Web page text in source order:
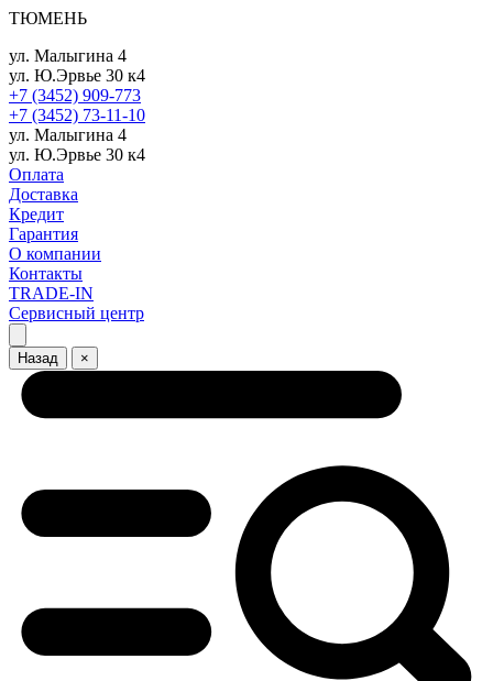
ТЮМЕНЬ
ул. Малыгина 4
ул. Ю.Эрвье 30 к4
+7 (3452) 909-773
+7 (3452) 73-11-10
ул. Малыгина 4
ул. Ю.Эрвье 30 к4
Оплата
Доставка
Кредит
Гарантия
О компании
Контакты
TRADE-IN
Сервисный центр
Назад ×